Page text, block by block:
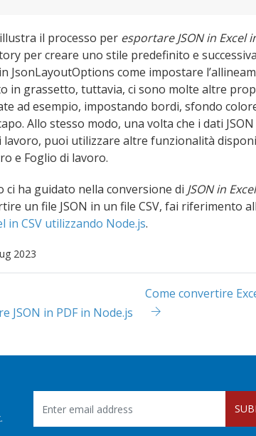
il processo per esportare JSON in Excel
per creare uno stile predefinito e
JsonLayoutOptions come impostare
in grassetto, tuttavia, ci sono molte altre
ad esempio, impostando bordi, sfondo
Allo stesso modo, una volta che i dati
lavoro, puoi utilizzare altre funzionalità
e Foglio di lavoro.
ci ha guidato nella conversione di JSON in
un file JSON in un file CSV, fai riferimento
in CSV utilizzando Node.js.
2023
JSON in PDF in Node.js
Come convertire